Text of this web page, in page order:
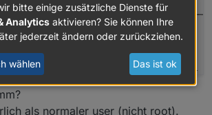
im Release:
bei Gateways mit
Restart des Service wird
als normaler user (nicht root).
bitte einige zusätzliche Dienste für
Analytics aktivieren? Sie können Ihre
jederzeit ändern oder zurückziehen.
wählen Das ist ok